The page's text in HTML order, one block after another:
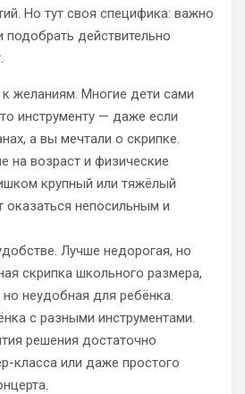
Но тут своя специфика: важно
подобрать действительно
желаниям. Многие дети сами
инструменту — даже если
а вы мечтали о скрипке.
на возраст и физические
крупный или тяжёлый
оказаться непосильным и
Лучше недорогая, но
скрипка школьного размера,
неудобная для ребёнка.
с разными инструментами.
решения достаточно
класса или даже простого